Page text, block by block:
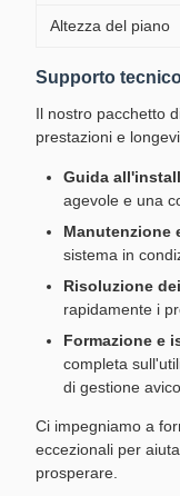
Altezza del piano
Supporto
Il nostro pacchetto
prestazioni e
Guida
agevole e una
Manutenzione
sistema in
Risoluzione
rapidamente i
Formazione e
completa
di gestione
Ci impegniamo a
eccezionali per
prosperare.